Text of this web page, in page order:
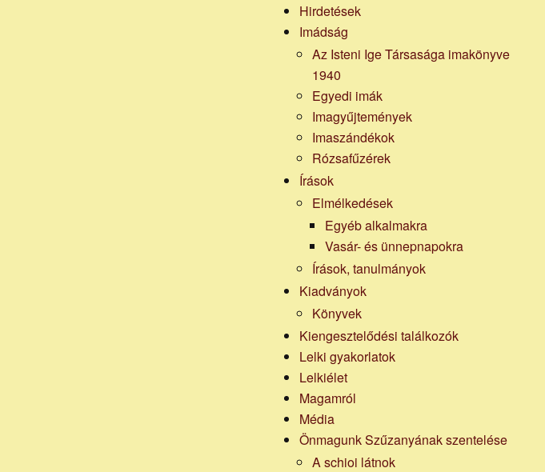
Hirdetések
Imádság
Az Isteni Ige Társasága imakönyve
1940
Egyedi imák
Imagyűjtemények
Imaszándékok
Rózsafűzérek
Írások
Elmélkedések
Egyéb alkalmakra
Vasár- és ünnepnapokra
Írások, tanulmányok
Kiadványok
Könyvek
Kiengesztelődési találkozók
Lelki gyakorlatok
Lelkiélet
Magamról
Média
Önmagunk Szűzanyának szentelése
A schioi látnok